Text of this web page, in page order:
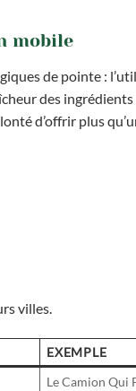
mobile
de pointe :
des
d’offrir plus
villes.
EXEMPLE
Le Camion Qui